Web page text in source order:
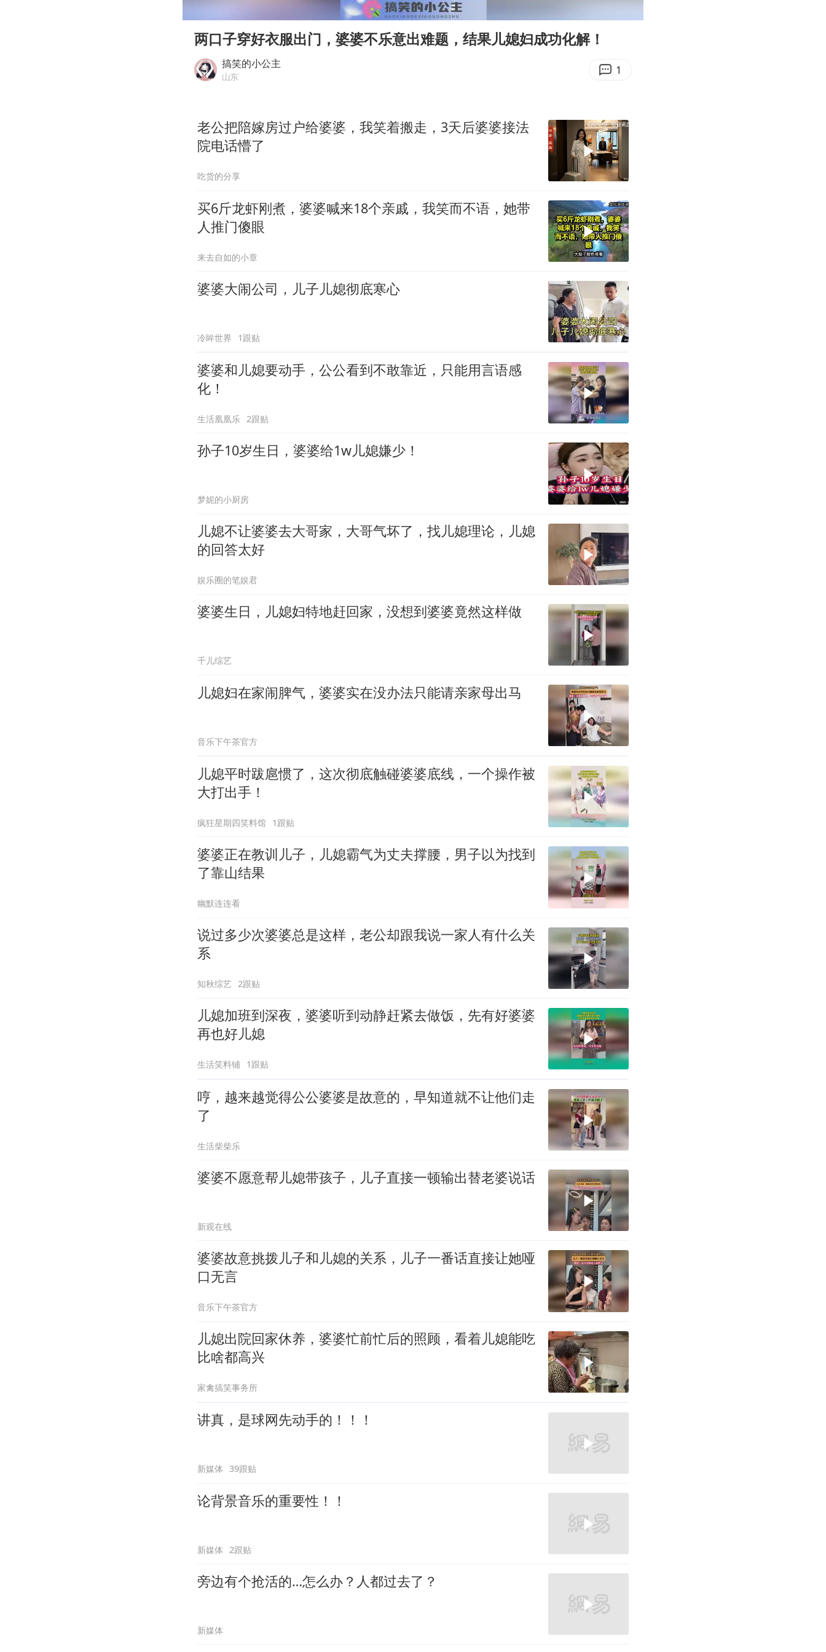
新华社权威快报|我国编制完成新版全月地质图
今年4位周星驰电影配角去世
要给全体职工“应休尽休”的底气
两口子穿好衣服出门，婆婆不乐意出难题，结果儿媳妇成功化解！
搞笑的小公主
山东 1
老公把陪嫁房过户给婆婆，我笑着搬走，3天后婆婆接法
院电话懵了
吃货的分享
买6斤龙虾刚煮，婆婆喊来18个亲戚，我笑而不语，她带
人推门傻眼
来去自如的小章
婆婆大闹公司，儿子儿媳彻底寒心
冷眸世界 1跟贴
婆婆和儿媳要动手，公公看到不敢靠近，只能用言语感
化！
生活凰凰乐 2跟贴
孙子10岁生日，婆婆给1w儿媳嫌少！
梦妮的小厨房
儿媳不让婆婆去大哥家，大哥气坏了，找儿媳理论，儿媳
的回答太好
娱乐圈的笔娱君
婆婆生日，儿媳妇特地赶回家，没想到婆婆竟然这样做
千儿综艺
儿媳妇在家闹脾气，婆婆实在没办法只能请亲家母出马
音乐下午茶官方
儿媳平时跋扈惯了，这次彻底触碰婆婆底线，一个操作被
大打出手！
疯狂星期四笑料馆 1跟贴
婆婆正在教训儿子，儿媳霸气为丈夫撑腰，男子以为找到
了靠山结果
幽默连连看
说过多少次婆婆总是这样，老公却跟我说一家人有什么关
系
知秋综艺 2跟贴
儿媳加班到深夜，婆婆听到动静赶紧去做饭，先有好婆婆
再也好儿媳
生活笑料铺 1跟贴
哼，越来越觉得公公婆婆是故意的，早知道就不让他们走
了
生活柴柴乐
婆婆不愿意帮儿媳带孩子，儿子直接一顿输出替老婆说话
新观在线
婆婆故意挑拨儿子和儿媳的关系，儿子一番话直接让她哑
口无言
音乐下午茶官方
儿媳出院回家休养，婆婆忙前忙后的照顾，看着儿媳能吃
比啥都高兴
家禽搞笑事务所
讲真，是球网先动手的！！！
新媒体 39跟贴
论背景音乐的重要性！！
新媒体 2跟贴
旁边有个抢活的…怎么办？人都过去了？
新媒体